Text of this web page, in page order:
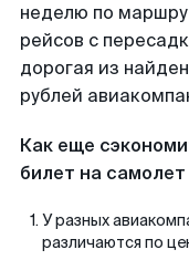
неделю по
рейсов с
дорогая из
рублей
Как еще
билет на
У разных
различаются по